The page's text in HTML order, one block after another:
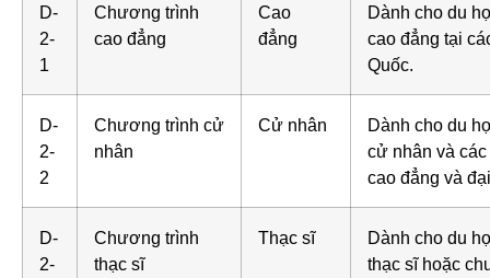
D-
2-
1
Chương trình
cao đẳng
Cao
đẳng
Dành cho du
cao đẳng tại
Quốc.
D-
2-
2
Chương trình cử
nhân
Cử nhân
Dành cho du
cử nhân và
cao đẳng và
D-
2-
Chương trình
thạc sĩ
Thạc sĩ
Dành cho du
thạc sĩ hoặc